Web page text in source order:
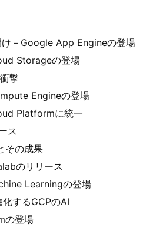
－Google App Engineの登場
Storageの登場
撃
Engineの登場
Platformに統一
ス
その成果
のリリース
Learningの登場
化するGCPのAI
の登場